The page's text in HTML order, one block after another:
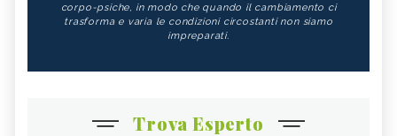
corpo-psiche, in modo che quando il cambiamento ci
trasforma e varia le condizioni circostanti non siamo
impreparati.
Trova Esperto